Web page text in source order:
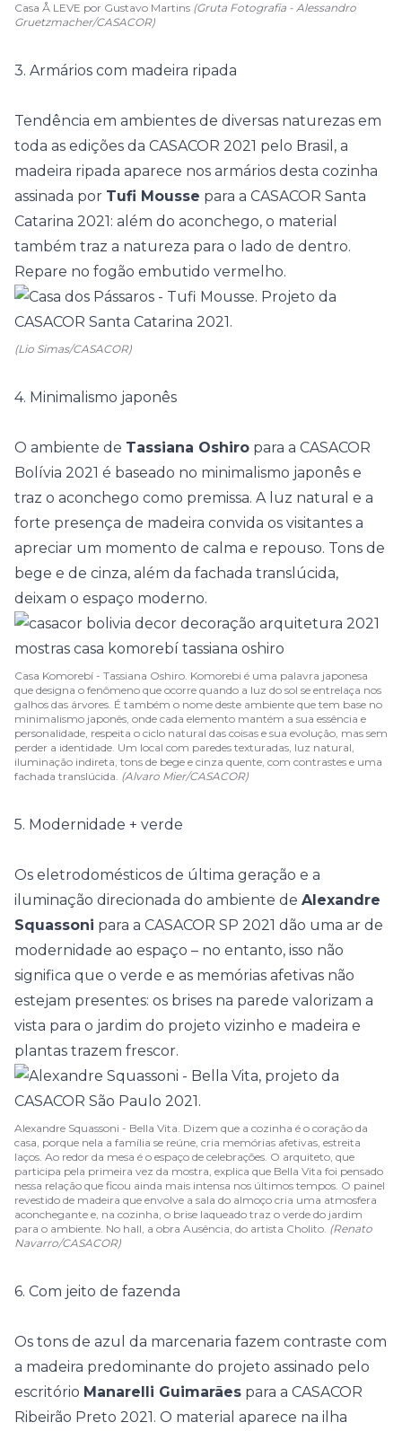
Casa Å LEVE por Gustavo Martins (Gruta Fotografia - Alessandro
Gruetzmacher/CASACOR)
3. Armários com madeira ripada
Tendência em ambientes de diversas naturezas em
toda as edições da CASACOR 2021 pelo Brasil, a
madeira ripada aparece nos armários desta cozinha
assinada por Tufi Mousse para a CASACOR Santa
Catarina 2021: além do aconchego, o material
também traz a natureza para o lado de dentro.
Repare no fogão embutido vermelho.
(Lio Simas/CASACOR)
4. Minimalismo japonês
O ambiente de Tassiana Oshiro para a CASACOR
Bolívia 2021 é baseado no minimalismo japonês e
traz o aconchego como premissa. A luz natural e a
forte presença de madeira convida os visitantes a
apreciar um momento de calma e repouso. Tons de
bege e de cinza, além da fachada translúcida,
deixam o espaço moderno.
Casa Komorebí - Tassiana Oshiro. Komorebi é uma palavra japonesa
que designa o fenômeno que ocorre quando a luz do sol se entrelaça nos
galhos das árvores. É também o nome deste ambiente que tem base no
minimalismo japonês, onde cada elemento mantém a sua essência e
personalidade, respeita o ciclo natural das coisas e sua evolução, mas sem
perder a identidade. Um local com paredes texturadas, luz natural,
iluminação indireta, tons de bege e cinza quente, com contrastes e uma
fachada translúcida. (Alvaro Mier/CASACOR)
5. Modernidade + verde
Os eletrodomésticos de última geração e a
iluminação direcionada do ambiente de Alexandre
Squassoni para a CASACOR SP 2021 dão uma ar de
modernidade ao espaço – no entanto, isso não
significa que o verde e as memórias afetivas não
estejam presentes: os brises na parede valorizam a
vista para o jardim do projeto vizinho e madeira e
plantas trazem frescor.
Alexandre Squassoni - Bella Vita. Dizem que a cozinha é o coração da
casa, porque nela a família se reúne, cria memórias afetivas, estreita
laços. Ao redor da mesa é o espaço de celebrações. O arquiteto, que
participa pela primeira vez da mostra, explica que Bella Vita foi pensado
nessa relação que ficou ainda mais intensa nos últimos tempos. O painel
revestido de madeira que envolve a sala do almoço cria uma atmosfera
aconchegante e, na cozinha, o brise laqueado traz o verde do jardim
para o ambiente. No hall, a obra Ausência, do artista Cholito. (Renato
Navarro/CASACOR)
6. Com jeito de fazenda
Os tons de azul da marcenaria fazem contraste com
a madeira predominante do projeto assinado pelo
escritório Manarelli Guimarães para a CASACOR
Ribeirão Preto 2021. O material aparece na ilha